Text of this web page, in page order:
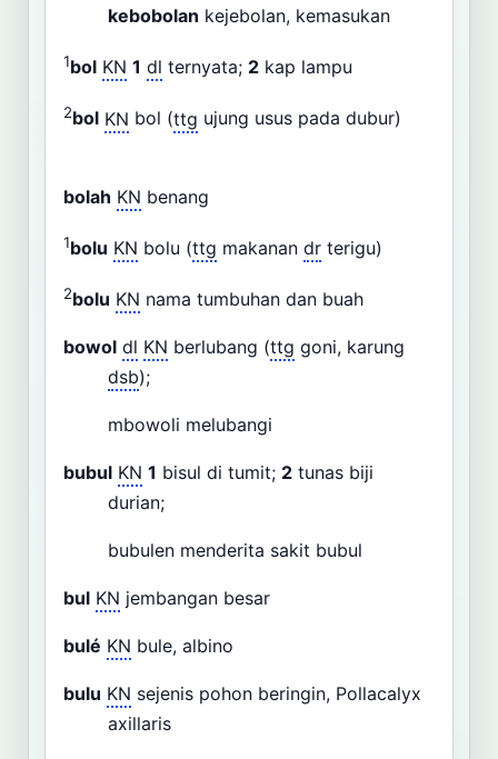
kebobolan kejebolan, kemasukan
1bol KN 1 dl ternyata; 2 kap lampu
2bol KN bol (ttg ujung usus pada dubur)
bolah KN benang
1bolu KN bolu (ttg makanan dr terigu)
2bolu KN nama tumbuhan dan buah
bowol dl KN berlubang (ttg goni, karung
dsb);
mbowoli melubangi
bubul KN 1 bisul di tumit; 2 tunas biji
durian;
bubulen menderita sakit bubul
bul KN jembangan besar
bulé KN bule, albino
bulu KN sejenis pohon beringin, Pollacalyx
axillaris